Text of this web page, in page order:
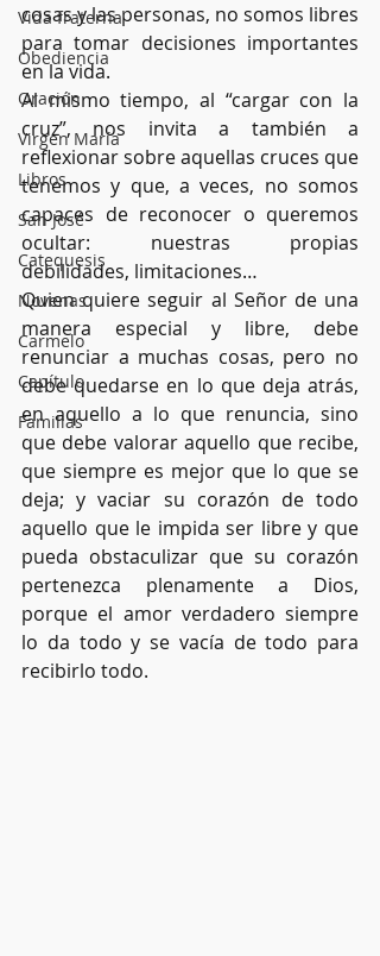
Vida fraterna
Obediencia
Oración
Virgen María
Libros
San José
Catequesis
Novenas
Carmelo
Capítulo
Familias
cosas y las personas, no somos libres
para tomar decisiones importantes
en la vida.
Al mismo tiempo, al “cargar con la
cruz”, nos invita a también a
reflexionar sobre aquellas cruces que
tenemos y que, a veces, no somos
capaces de reconocer o queremos
ocultar: nuestras propias
debilidades, limitaciones…
Quien quiere seguir al Señor de una
manera especial y libre, debe
renunciar a muchas cosas, pero no
debe quedarse en lo que deja atrás,
en aquello a lo que renuncia, sino
que debe valorar aquello que recibe,
que siempre es mejor que lo que se
deja; y vaciar su corazón de todo
aquello que le impida ser libre y que
pueda obstaculizar que su corazón
pertenezca plenamente a Dios,
porque el amor verdadero siempre
lo da todo y se vacía de todo para
recibirlo todo.